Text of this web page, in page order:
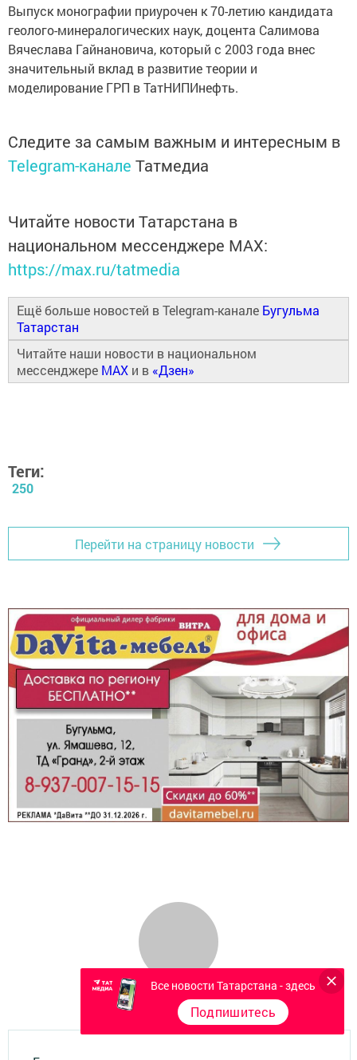
Выпуск монографии приурочен к 70-летию кандидата
геолого-минералогических наук, доцента Салимова
Вячеслава Гайнановича, который с 2003 года внес
значительный вклад в развитие теории и
моделирование ГРП в ТатНИПИнефть.
Следите за самым важным и интересным в
Telegram-канале Татмедиа
Читайте новости Татарстана в
национальном мессенджере MАХ:
https://max.ru/tatmedia
Ещё больше новостей в Telegram-канале Бугульма
Татарстан
Читайте наши новости в национальном
мессенджере MAX и в «Дзен»
Теги:
250
Перейти на страницу новости
Все новости Татарстана - здесь
Подпишитесь